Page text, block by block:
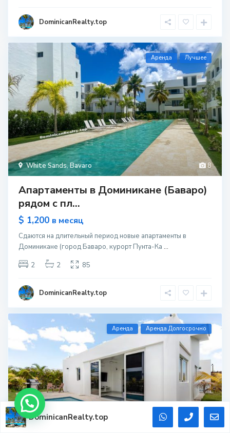
DominicanRealty.top
8
White Sands,Bavaro
Aренда Лучшее
Апартаменты в Доминикане (Баваро)
рядом с пл...
$ 1,200 в месяц
Сдаются на длительный период новые апартаменты в
Доминикане (город Баваро, курорт Пунта-Ка ...
2
2 85
DominicanRealty.top
Aренда Аренда Долгосрочно
DominicanRealty.top